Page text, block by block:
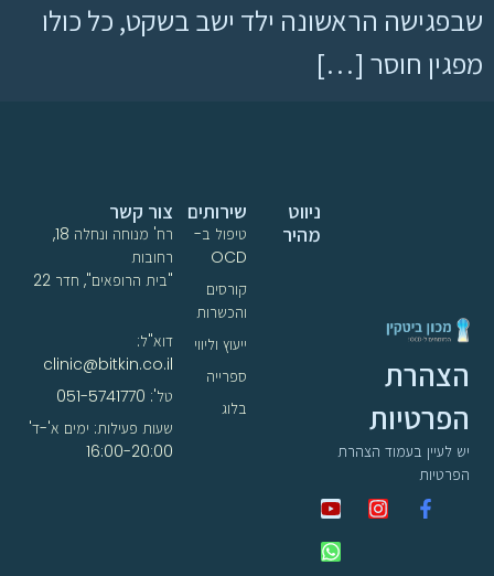
שבפגישה הראשונה ילד ישב בשקט, כל כולו
מפגין חוסר […]
הצהרת
הפרטיות
יש לעיין בעמוד הצהרת
הפרטיות
שירותים
טיפול ב-
OCD
קורסים
והכשרות
ייעוץ וליווי
ספרייה
בלוג
ניווט
מהיר
צור קשר
רח' מנוחה ונחלה 18,
רחובות
"בית הרופאים", חדר 22
דוא"ל:
clinic@bitkin.co.il
טל': 051-5741770
שעות פעילות: ימים א'-ד'
16:00-20:00